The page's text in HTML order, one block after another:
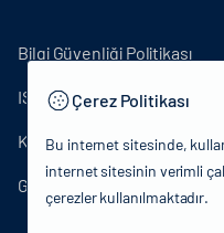
Bilgi Güvenliği Politikası
ISO27001
KVKK Aydınlatma Metni
Gizlilik Politikası
Çerez Politikası
Bu internet sitesinde,
internet sitesinin verimli
çerezler kullanılmaktadır.